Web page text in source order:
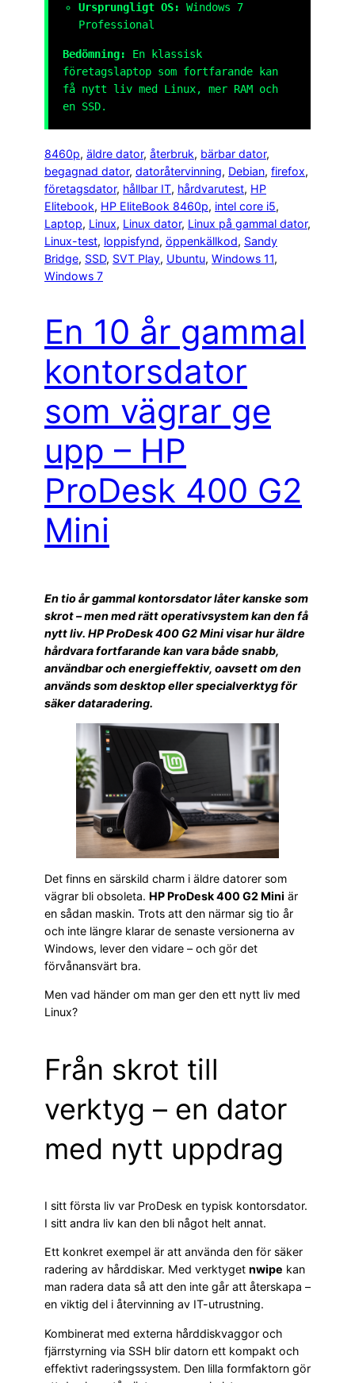
Ursprungligt OS:
Windows 7
Professional
Bedömning:
En klassisk
företagslaptop som fortfarande kan
få nytt liv med Linux, mer RAM och
en SSD.
8460p, äldre dator, återbruk, bärbar dator
begagnad dator, datoråtervinning, Debian, firefox
företagsdator, hållbar IT, hårdvarutest, HP
Elitebook, HP EliteBook 8460p, intel core i5
Laptop, Linux, Linux dator, Linux på gammal dator
Linux-test, loppisfynd, öppenkällkod, Sandy
Bridge, SSD, SVT Play, Ubuntu, Windows 11
Windows 7
En 10 år gammal
kontorsdator
som vägrar ge
upp – HP
ProDesk 400 G2
Mini
En tio år gammal kontorsdator låter kanske som
skrot – men med rätt operativsystem kan den få
nytt liv. HP ProDesk 400 G2 Mini visar hur äldre
hårdvara fortfarande kan vara både snabb,
användbar och energieffektiv, oavsett om den
används som desktop eller specialverktyg för
säker dataradering.
Det finns en särskild charm i äldre datorer som
vägrar bli obsoleta. HP ProDesk 400 G2 Mini är
en sådan maskin. Trots att den närmar sig tio år
och inte längre klarar de senaste versionerna av
Windows, lever den vidare – och gör det
förvånansvärt bra.
Men vad händer om man ger den ett nytt liv med
Linux?
Från skrot till
verktyg – en dator
med nytt uppdrag
I sitt första liv var ProDesk en typisk kontorsdator.
I sitt andra liv kan den bli något helt annat.
Ett konkret exempel är att använda den för säker
radering av hårddiskar. Med verktyget nwipe kan
man radera data så att den inte går att återskapa –
en viktig del i återvinning av IT-utrustning.
Kombinerat med externa hårddiskvaggor och
fjärrstyrning via SSH blir datorn ett kompakt och
effektivt raderingssystem. Den lilla formfaktorn gör